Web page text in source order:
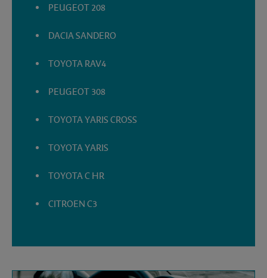
PEUGEOT 208
DACIA SANDERO
TOYOTA RAV4
PEUGEOT 308
TOYOTA YARIS CROSS
TOYOTA YARIS
TOYOTA C HR
CITROEN C3